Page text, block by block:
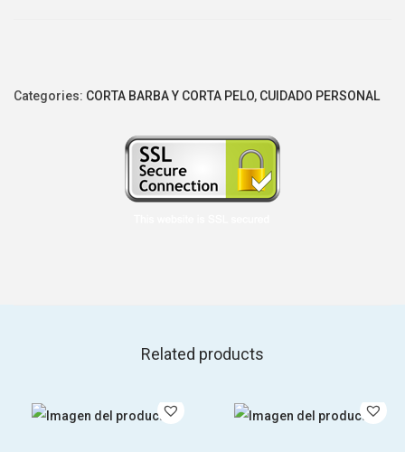
Categories: CORTA BARBA Y CORTA PELO, CUIDADO PERSONAL
Related products